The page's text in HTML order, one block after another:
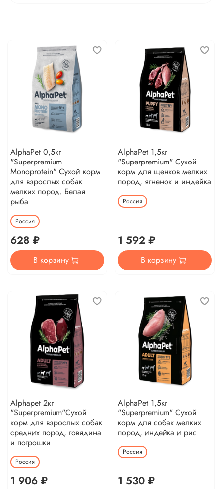
AlphaPet 0,5кг
"Superpremium
Monoprotein" Сухой корм
для взрослых собак
мелких пород. Белая
рыба
Россия
628 ₽
В корзину
AlphaPet 1,5кг
"Superpremium" Сухой
корм для щенков мелких
пород, ягненок и индейка
Россия
1 592 ₽
В корзину
Alphapet 2кг
"Superpremium"Сухой
корм для взрослых собак
средних пород, говядина
и потрошки
Россия
1 906 ₽
AlphaPet 1,5кг
"Superpremium" Сухой
корм для собак мелких
пород, индейка и рис
Россия
1 530 ₽